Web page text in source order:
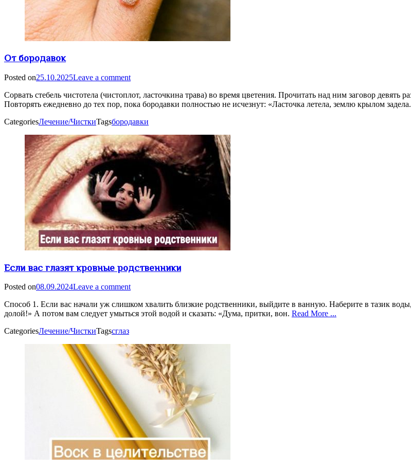
От бородавок
Posted on25.10.2025Leave a comment
Сорвать стебель чистотела (чистоплот, ласточкина трава) во время цветения. Прочитать над ним заговор девять
Повторять ежедневно до тех пор, пока бородавки полностью не исчезнут: «Ласточка летела, землю крылом
CategoriesЛечение/ЧисткиTagsбородавки
Если вас глазят кровные родственники
Posted on08.09.2024Leave a comment
Способ 1. Если вас начали уж слишком хвалить близкие родственники, выйдите в ванную. Наберите в тазик
долой!» А потом вам следует умыться этой водой и сказать: «Дума, притки, вон. Read More ...
CategoriesЛечение/ЧисткиTagsсглаз